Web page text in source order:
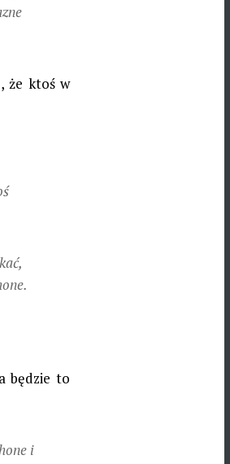
że ktoś w
będzie to
i